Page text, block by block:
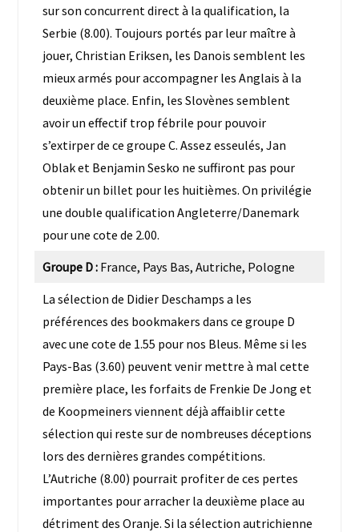
sur son concurrent direct à la qualification, la
Serbie (8.00). Toujours portés par leur maître à
jouer, Christian Eriksen, les Danois semblent les
mieux armés pour accompagner les Anglais à la
deuxième place. Enfin, les Slovènes semblent
avoir un effectif trop fébrile pour pouvoir
s’extirper de ce groupe C. Assez esseulés, Jan
Oblak et Benjamin Sesko ne suffiront pas pour
obtenir un billet pour les huitièmes. On privilégie
une double qualification Angleterre/Danemark
pour une cote de 2.00.
Groupe D : France, Pays Bas, Autriche, Pologne
La sélection de Didier Deschamps a les
préférences des bookmakers dans ce groupe D
avec une cote de 1.55 pour nos Bleus. Même si les
Pays-Bas (3.60) peuvent venir mettre à mal cette
première place, les forfaits de Frenkie De Jong et
de Koopmeiners viennent déjà affaiblir cette
sélection qui reste sur de nombreuses déceptions
lors des dernières grandes compétitions.
L’Autriche (8.00) pourrait profiter de ces pertes
importantes pour arracher la deuxième place au
détriment des Oranje. Si la sélection autrichienne